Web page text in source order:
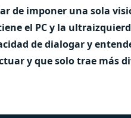
de imponer una sola
el PC y la
de dialogar y
y que solo trae más